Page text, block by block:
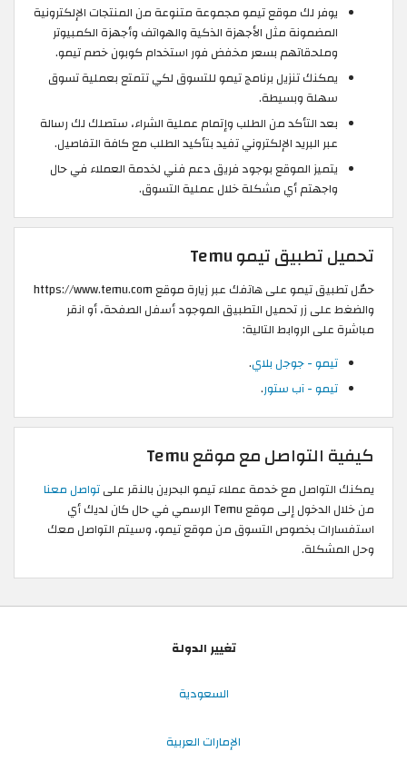
يوفر لك موقع تيمو مجموعة متنوعة من المنتجات الإلكترونية
المضمونة مثل الأجهزة الذكية والهواتف وأجهزة الكمبيوتر
وملحقاتهم بسعر مخفض فور استخدام كوبون خصم تيمو.
يمكنك تنزيل برنامج تيمو للتسوق لكي تتمتع بعملية تسوق
سهلة وبسيطة.
بعد التأكد من الطلب وإتمام عملية الشراء، ستصلك لك رسالة
عبر البريد الإلكتروني تفيد بتأكيد الطلب مع كافة التفاصيل.
يتميز الموقع بوجود فريق دعم فني لخدمة العملاء في حال
واجهتم أي مشكلة خلال عملية التسوق.
تحميل تطبيق تيمو Temu
حمّل تطبيق تيمو على هاتفك عبر زيارة موقع https://www.temu.com
والضغط على زر تحميل التطبيق الموجود أسفل الصفحة، أو انقر
مباشرة على الروابط التالية:
تيمو - جوجل بلاي.
تيمو - آب ستور.
كيفية التواصل مع موقع Temu
يمكنك التواصل مع خدمة عملاء تيمو البحرين بالنقر علىتواصل معنا
من خلال الدخول إلى موقع Temu الرسمي في حال كان لديك أي
استفسارات بخصوص التسوق من موقع تيمو، وسيتم التواصل معك
وحل المشكلة.
تغيير الدولة
السعودية
الإمارات العربية